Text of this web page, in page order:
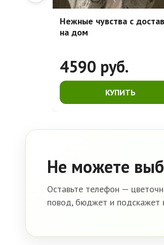
Нежные чувства с
на дом
4590 руб.
КУПИТЬ
Не можете
Оставьте телефон —
повод, бюджет и подскажет